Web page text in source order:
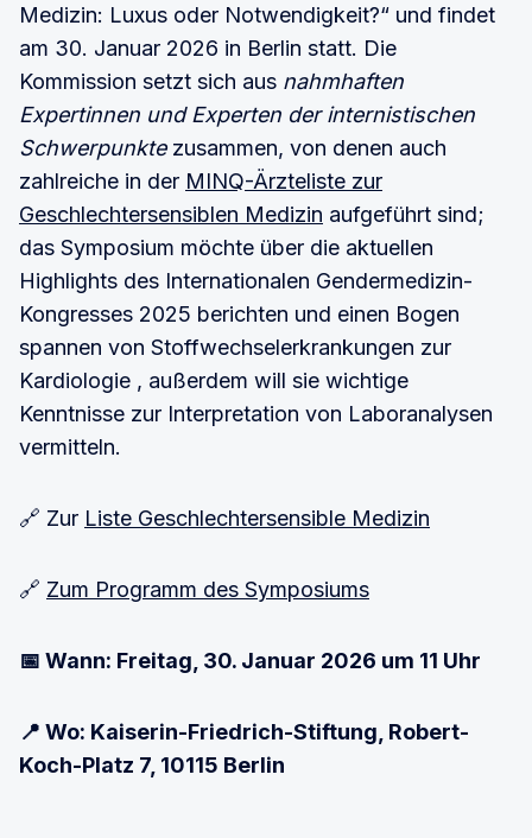
Medizin: Luxus oder Notwendigkeit?“ und findet
am 30. Januar 2026 in Berlin statt. Die
Kommission setzt sich aus nahmhaften
Expertinnen und Experten der internistischen
Schwerpunkte zusammen, von denen auch
zahlreiche in der MINQ-Ärzteliste zur
Geschlechtersensiblen Medizin aufgeführt sind;
das Symposium möchte über die aktuellen
Highlights des Internationalen Gendermedizin-
Kongresses 2025 berichten und einen Bogen
spannen von Stoffwechselerkrankungen zur
Kardiologie , außerdem will sie wichtige
Kenntnisse zur Interpretation von Laboranalysen
vermitteln.
🔗 Zur Liste Geschlechtersensible Medizin
🔗 Zum Programm des Symposiums
📅 Wann: Freitag, 30. Januar 2026 um 11 Uhr
📍 Wo: Kaiserin-Friedrich-Stiftung, Robert-
Koch-Platz 7, 10115 Berlin